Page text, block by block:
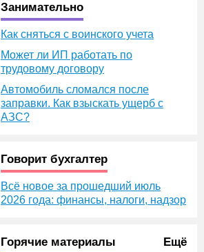
Занимательно
Как сняться с воинского учета
Может ли ИП работать по
трудовому договору
Автомобиль сломался после
заправки. Как взыскать ущерб с
АЗС?
Говорит бухгалтер
Всё новое за прошедший июль
2026 года: финансы, налоги, надзор
Горячие материалы Ещё